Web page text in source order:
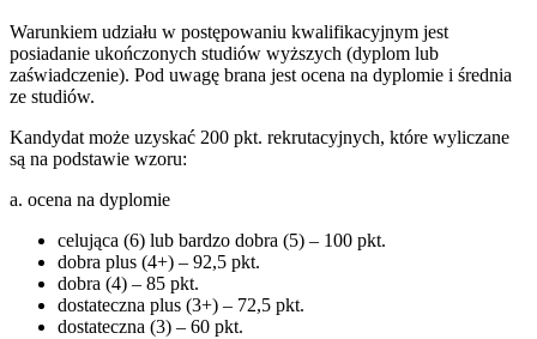
Warunkiem udziału w postępowaniu kwalifikacyjnym jest
posiadanie ukończonych studiów wyższych (dyplom lub
zaświadczenie). Pod uwagę brana jest ocena na dyplomie i średnia
ze studiów.
Kandydat może uzyskać 200 pkt. rekrutacyjnych, które wyliczane
są na podstawie wzoru:
a. ocena na dyplomie
celująca (6) lub bardzo dobra (5) – 100 pkt.
dobra plus (4+) – 92,5 pkt.
dobra (4) – 85 pkt.
dostateczna plus (3+) – 72,5 pkt.
dostateczna (3) – 60 pkt.